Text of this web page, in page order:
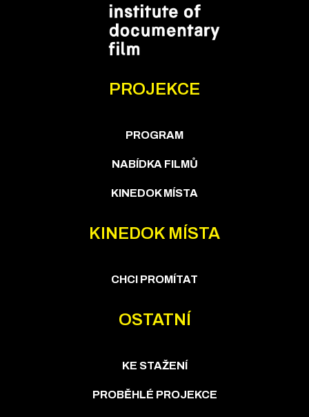
PROJEKCE
PROGRAM
NABÍDKA FILMŮ
KINEDOK MÍSTA
KINEDOK MÍSTA
CHCI PROMÍTAT
OSTATNÍ
KE STAŽENÍ
PROBĚHLÉ PROJEKCE